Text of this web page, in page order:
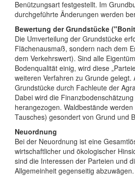
Benützungsart festgestellt. Im
durchgeführte Änderungen werden
Bewertung der Grundstücke
Die Umverteilung der Grundstücke
Flächenausmaß, sondern nach dem
dem Verkehrswert). Sind alle
Bodenqualität einig, wird diese
weiteren Verfahren zu Grunde gelegt.
Grundstücke durch Fachleute der
Dabei wird die
herangezogen. Waldbestände
Tausches) gesondert von Grund und
Neuordnung
Bei der Neuordnung ist eine
wirtschaftlicher und ökologischer
sind die Interessen der Parteien und
Allgemeinheit gegenseitig abzuwägen.